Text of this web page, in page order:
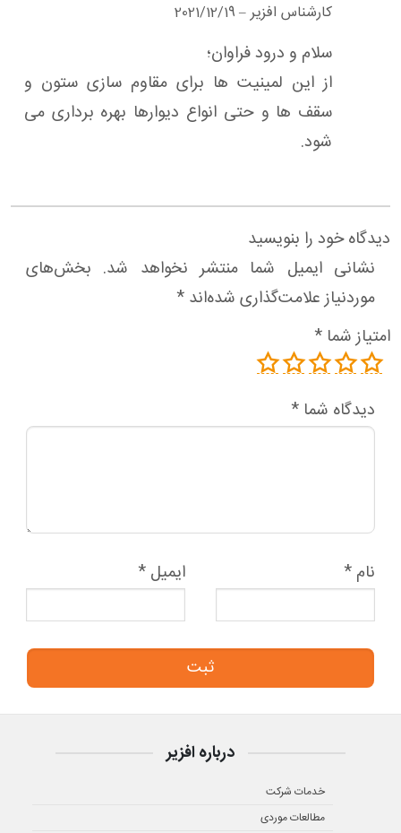
کارشناس افزیر–
2021/12/19
سلام و درود فراوان؛
از این لمینیت ها برای مقاوم سازی ستون و
سقف ها و حتی انواع دیوارها بهره برداری می
شود.
دیدگاه خود را بنویسید
نشانی ایمیل شما منتشر نخواهد شد. بخش‌های
موردنیاز علامت‌گذاری شده‌اند *
امتیاز شما *
دیدگاه شما *
نام * ایمیل *
درباره افزیر
خدمات شرکت
مطالعات موردی